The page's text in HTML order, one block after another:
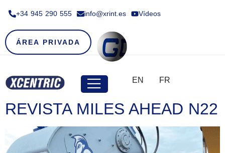
+34 945 290 555​ info@xrint.es Vídeos
ÁREA PRIVADA
EN FR
REVISTA MILES AHEAD N22